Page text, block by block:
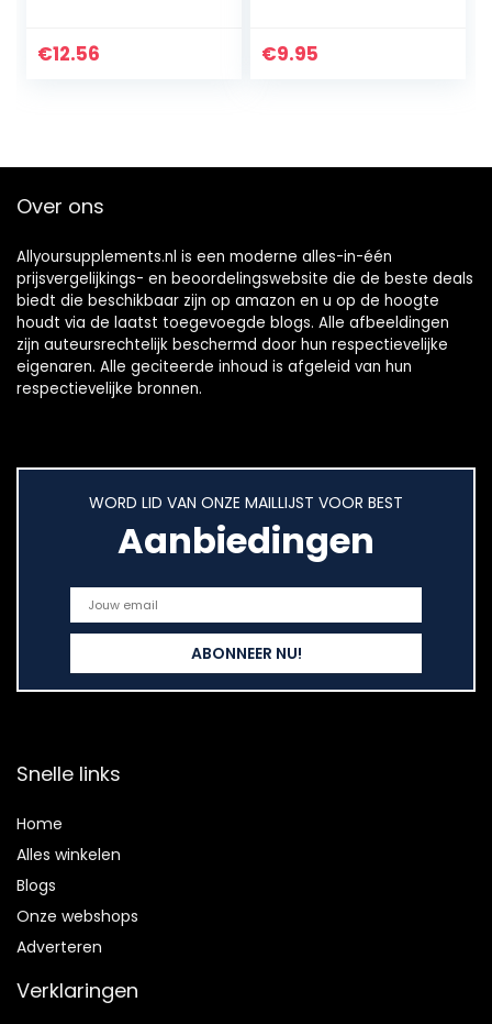
€12.56 €9.95
Over ons
Allyoursupplements.nl is een moderne alles-in-één
prijsvergelijkings- en beoordelingswebsite die de beste deals
biedt die beschikbaar zijn op amazon en u op de hoogte
houdt via de laatst toegevoegde blogs. Alle afbeeldingen
zijn auteursrechtelijk beschermd door hun respectievelijke
eigenaren. Alle geciteerde inhoud is afgeleid van hun
respectievelijke bronnen.
WORD LID VAN ONZE MAILLIJST VOOR BEST
Aanbiedingen
Snelle links
Home
Alles winkelen
Blogs
Onze webshops
Adverteren
Verklaringen